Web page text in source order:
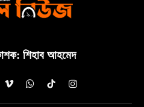
শিহাব আহমেদ
VimeoWhatsAppTikTokInstagram